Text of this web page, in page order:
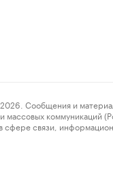
и материалы
связи,